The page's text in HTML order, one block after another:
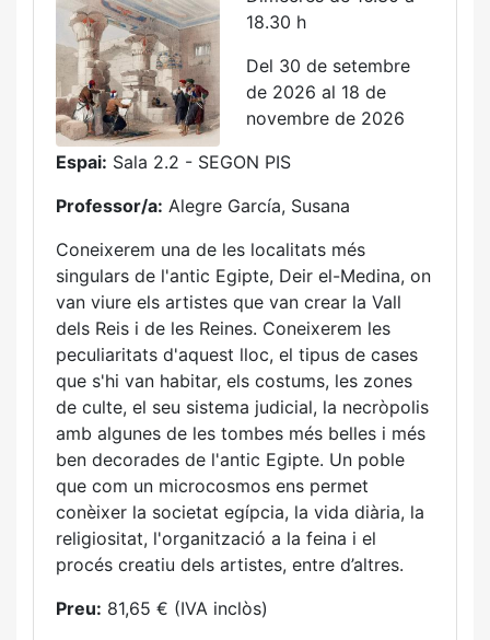
18.30 h
Del 30 de setembre
de 2026 al 18 de
novembre de 2026
Espai: Sala 2.2 - SEGON PIS
Professor/a: Alegre García, Susana
Coneixerem una de les localitats més
singulars de l'antic Egipte, Deir el-Medina, on
van viure els artistes que van crear la Vall
dels Reis i de les Reines. Coneixerem les
peculiaritats d'aquest lloc, el tipus de cases
que s'hi van habitar, els costums, les zones
de culte, el seu sistema judicial, la necròpolis
amb algunes de les tombes més belles i més
ben decorades de l'antic Egipte. Un poble
que com un microcosmos ens permet
conèixer la societat egípcia, la vida diària, la
religiositat, l'organització a la feina i el
procés creatiu dels artistes, entre d’altres.
Preu: 81,65 € (IVA inclòs)